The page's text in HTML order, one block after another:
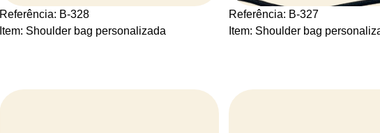
Referência: B-328
Item: Shoulder bag personalizada
Referência: B-327
Item: Shoulder bag